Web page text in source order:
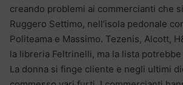
creando problemi ai commercianti che
Ruggero Settimo, nell’isola pedonale
Politeama e Massimo. Tezenis, Alcott,
la libreria Feltrinelli, ma la lista
La donna si finge cliente e negli ultimi